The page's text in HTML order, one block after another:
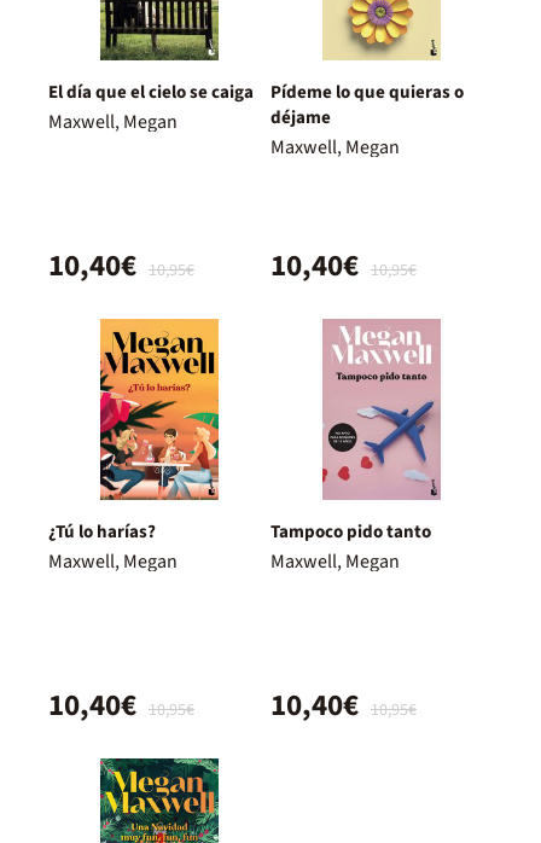
El día que el cielo se caiga
Maxwell, Megan
10,95€
10,40€
Pídeme lo que quieras o
déjame
Maxwell, Megan
10,95€
10,40€
¿Tú lo harías?
Maxwell, Megan
10,95€
10,40€
Tampoco pido tanto
Maxwell, Megan
10,95€
10,40€